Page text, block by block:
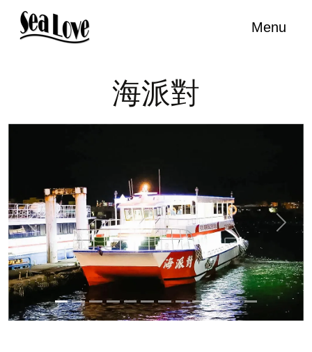
Menu
海派對
Previous Next